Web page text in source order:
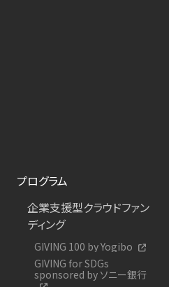
プログラム
企業支援型クラウドファン
ディング
GIVING 100 by Yogibo
GIVING for SDGs
sponsored by ソニー銀行